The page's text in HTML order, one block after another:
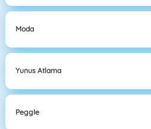
Moda
Yunus Atlama
Peggle